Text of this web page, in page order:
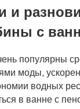
и
с
популярны
моды,
водных
в ванне с